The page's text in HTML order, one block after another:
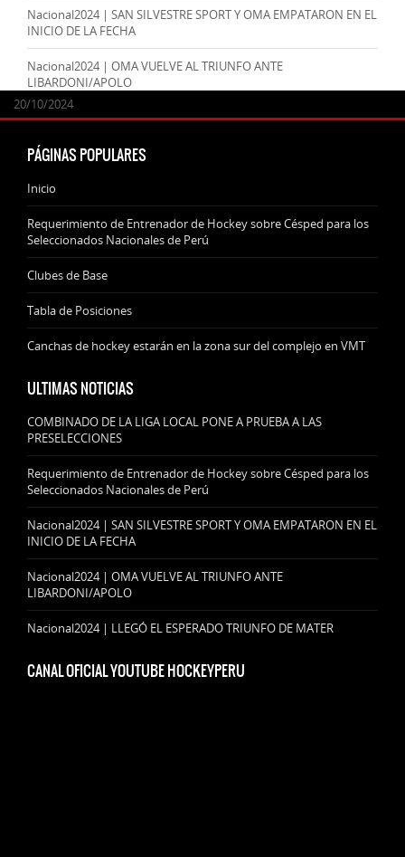
24/09/2025
07/11/2024
Nacional2024 | SAN SILVESTRE SPORT Y OMA EMPATARON EN EL
INICIO DE LA FECHA
20/10/2024
Nacional2024 | OMA VUELVE AL TRIUNFO ANTE
LIBARDONI/APOLO
20/10/2024
PÁGINAS POPULARES
Inicio
Requerimiento de Entrenador de Hockey sobre Césped para los
Seleccionados Nacionales de Perú
Clubes de Base
Tabla de Posiciones
Canchas de hockey estarán en la zona sur del complejo en VMT
ULTIMAS NOTICIAS
COMBINADO DE LA LIGA LOCAL PONE A PRUEBA A LAS
PRESELECCIONES
Requerimiento de Entrenador de Hockey sobre Césped para los
Seleccionados Nacionales de Perú
Nacional2024 | SAN SILVESTRE SPORT Y OMA EMPATARON EN EL
INICIO DE LA FECHA
Nacional2024 | OMA VUELVE AL TRIUNFO ANTE
LIBARDONI/APOLO
Nacional2024 | LLEGÓ EL ESPERADO TRIUNFO DE MATER
CANAL OFICIAL YOUTUBE HOCKEYPERU